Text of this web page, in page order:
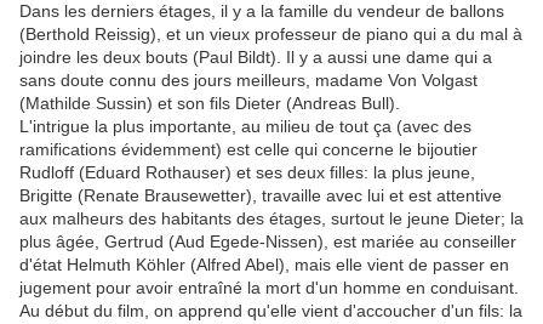
Dans les derniers étages, il y a la famille du vendeur de ballons
(Berthold Reissig), et un vieux professeur de piano qui a du mal à
joindre les deux bouts (Paul Bildt). Il y a aussi une dame qui a
sans doute connu des jours meilleurs, madame Von Volgast
(Mathilde Sussin) et son fils Dieter (Andreas Bull).
L'intrigue la plus importante, au milieu de tout ça (avec des
ramifications évidemment) est celle qui concerne le bijoutier
Rudloff (Eduard Rothauser) et ses deux filles: la plus jeune,
Brigitte (Renate Brausewetter), travaille avec lui et est attentive
aux malheurs des habitants des étages, surtout le jeune Dieter; la
plus âgée, Gertrud (Aud Egede-Nissen), est mariée au conseiller
d'état Helmuth Köhler (Alfred Abel), mais elle vient de passer en
jugement pour avoir entraîné la mort d'un homme en conduisant.
Au début du film, on apprend qu'elle vient d'accoucher d'un fils: la